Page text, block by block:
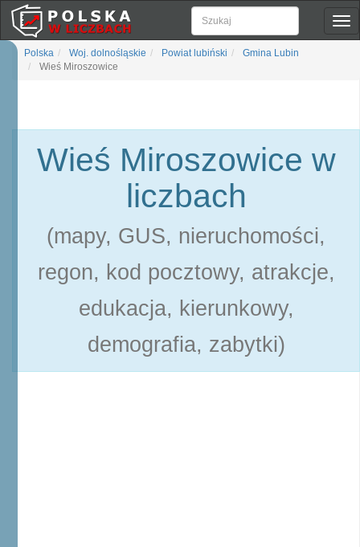
Polska Woj. dolnośląskie Powiat lubiński
Gmina Lubin
Wieś Miroszowice
Wieś Miroszowice w
liczbach
(mapy, GUS, nieruchomości,
regon, kod pocztowy, atrakcje,
edukacja, kierunkowy,
demografia, zabytki)